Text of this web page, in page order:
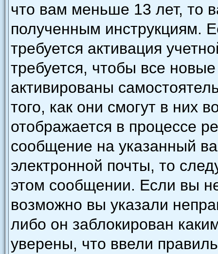
что вам меньше 13 лет, то
полученным инструкциям.
требуется активация
требуется, чтобы все
активированы
того, как они смогут в них
отображается в процессе
сообщение на указанный
электронной почты, то
этом сообщении. Если вы
возможно вы указали
либо он заблокирован
уверены, что ввели